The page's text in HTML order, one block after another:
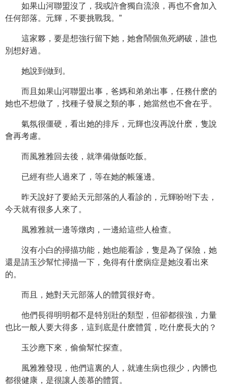
如果山河聯盟沒了，我或許會獨自流浪，再也不會加入
任何部落。元輝，不要挑戰我。”
這家夥，要是想強行留下她，她會鬧個魚死網破，誰也
別想好過。
她說到做到。
而且如果山河聯盟出事，爸媽和弟弟出事，任務什麽的
她也不想做了，找種子發展之類的事，她當然也不會在乎。
氣氛很僵硬，看出她的排斥，元輝也沒再說什麽，隻說
會再考慮。
而風雅雅回去後，就準備做飯吃飯。
已經有些人過來了，等在她的帳篷邊。
昨天說好了要給天元部落的人看診的，元輝吩咐下去，
今天就有很多人來了。
風雅雅就一邊等燉肉，一邊給這些人檢查。
沒有小白的掃描功能，她也能看診，隻是為了保險，她
還是請玉沙幫忙掃描一下，免得有什麽病症是她沒看出來
的。
而且，她對天元部落人的體質很好奇。
他們長得明明都不是特別壯的類型，但卻都很強，力量
也比一般人要大得多，這到底是什麽體質，吃什麽長大的？
玉沙應下來，偷偷幫忙探查。
風雅雅發現，他們這裏的人，就連生病也很少，內髒也
都很健康，是很讓人羨慕的體質。